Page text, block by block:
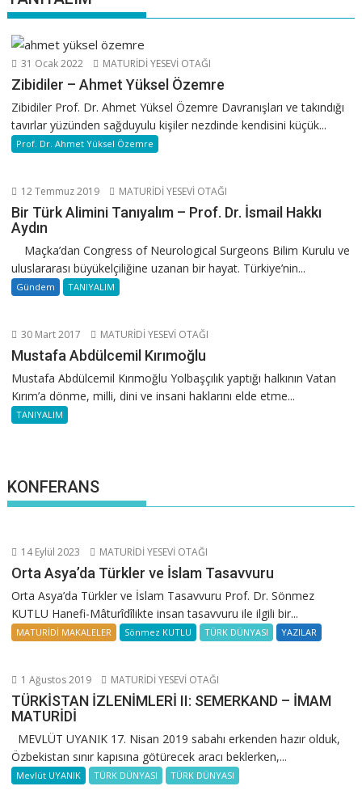
31 Ocak 2022 MATURİDİ YESEVİ OTAĞI
Zibidiler – Ahmet Yüksel Özemre
Zibidiler Prof. Dr. Ahmet Yüksel Özemre Davranışları ve takındığı
tavırlar yüzünden sağduyulu kişiler nezdinde kendisini küçük...
Prof. Dr. Ahmet Yüksel Özemre
12 Temmuz 2019 MATURİDİ YESEVİ OTAĞI
Bir Türk Alimini Tanıyalım – Prof. Dr. İsmail Hakkı
Aydın
Maçka’dan Congress of Neurological Surgeons Bilim Kurulu ve
uluslararası büyükelçiliğine uzanan bir hayat. Türkiye’nin...
Gündem TANIYALIM
30 Mart 2017 MATURİDİ YESEVİ OTAĞI
Mustafa Abdülcemil Kırımoğlu
Mustafa Abdülcemil Kırımoğlu Yolbaşçılık yaptığı halkının Vatan
Kırım’a dönme, milli, dini ve insani haklarını elde etme...
TANIYALIM
KONFERANS
14 Eylül 2023 MATURİDİ YESEVİ OTAĞI
Orta Asya’da Türkler ve İslam Tasavvuru
Orta Asya’da Türkler ve İslam Tasavvuru Prof. Dr. Sönmez
KUTLU Hanefi-Mâturîdîlikte insan tasavvuru ile ilgili bir...
MATURİDİ MAKALELER Sönmez KUTLU TÜRK DÜNYASI YAZILAR
1 Ağustos 2019 MATURİDİ YESEVİ OTAĞI
TÜRKİSTAN İZLENİMLERİ II: SEMERKAND – İMAM
MATURİDİ
MEVLÜT UYANIK 17. Nisan 2019 sabahı erkenden hazır olduk,
Özbekistan sınır kapısına götürecek aracı beklerken,...
Mevlüt UYANIK TÜRK DÜNYASI TÜRK DÜNYASI